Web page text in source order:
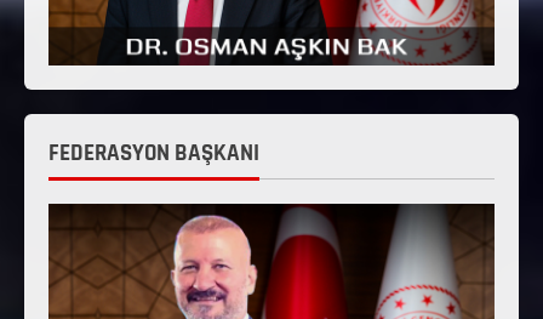
FEDERASYON BAŞKANI